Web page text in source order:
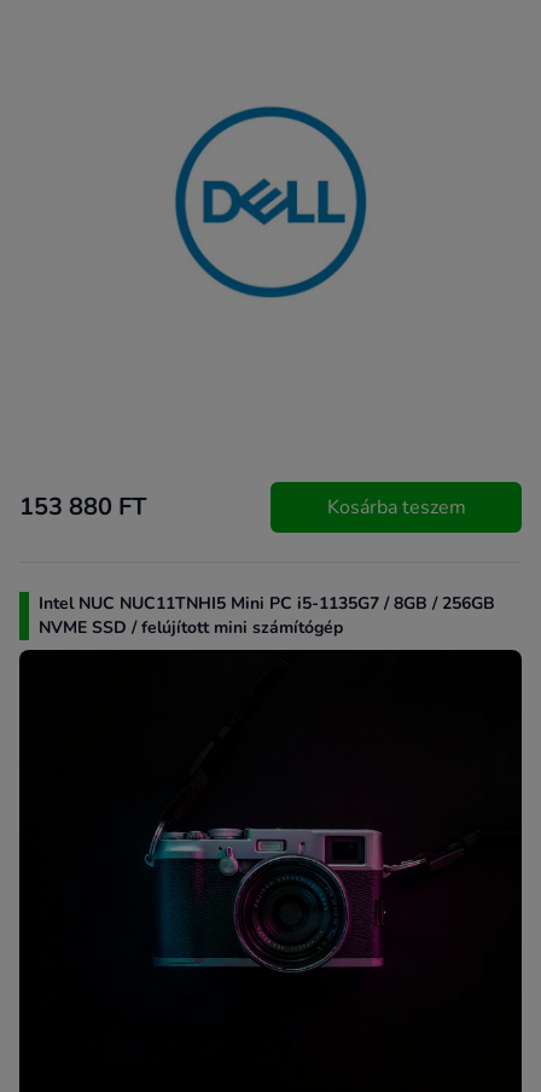
153 880 FT Kosárba teszem
Intel NUC NUC11TNHI5 Mini PC i5-1135G7 / 8GB / 256GB
NVME SSD / felújított mini számítógép